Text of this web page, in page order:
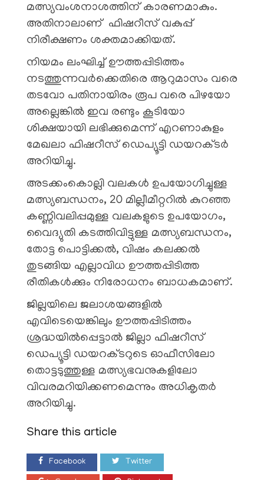
മത്സ്യവംശനാശത്തിന് കാരണമാകും.
അതിനാലാണ് ഫിഷറീസ് വകുപ്പ്
നിരീക്ഷണം ശക്തമാക്കിയത്.
​നിയമം ലംഘിച്ച് ഊത്തപ്പിടിത്തം
നടത്തുന്നവർക്കെതിരെ ആറുമാസം വരെ
തടവോ പതിനായിരം രൂപ വരെ പിഴയോ
അല്ലെങ്കിൽ ഇവ രണ്ടും കൂടിയോ
ശിക്ഷയായി ലഭിക്കുമെന്ന് എറണാകുളം
മേഖലാ ഫിഷറീസ് ഡെപ്യൂട്ടി ഡയറക്ടർ
അറിയിച്ചു.
അടക്കംകൊല്ലി വലകൾ ഉപയോഗിച്ചുള്ള
മത്സ്യബന്ധനം, 20 മില്ലീമീറ്ററിൽ കുറഞ്ഞ
കണ്ണിവലിപ്പമുള്ള വലകളുടെ ഉപയോഗം,
വൈദ്യുതി കടത്തിവിട്ടുള്ള മത്സ്യബന്ധനം,
തോട്ട പൊട്ടിക്കൽ, വിഷം കലക്കൽ
തുടങ്ങിയ എല്ലാവിധ ഊത്തപ്പിടിത്ത
രീതികൾക്കും നിരോധനം ബാധകമാണ്.
​ജില്ലയിലെ ജലാശയങ്ങളിൽ
എവിടെയെങ്കിലും ഊത്തപ്പിടിത്തം
ശ്രദ്ധയിൽപ്പെട്ടാൽ ജില്ലാ ഫിഷറീസ്
ഡെപ്യൂട്ടി ഡയറക്ടറുടെ ഓഫീസിലോ
തൊട്ടടുത്തുള്ള മത്സ്യഭവനുകളിലോ
വിവരമറിയിക്കണമെന്നും അധികൃതർ
അറിയിച്ചു.
Share this article
Facebook Twitter